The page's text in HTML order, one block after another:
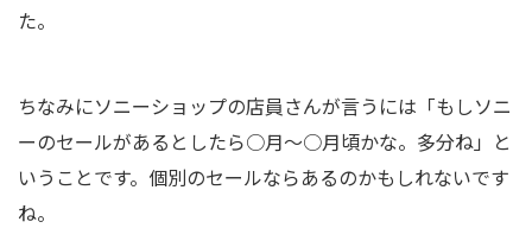
た。
ちなみにソニーショップの店員さんが言うには「もしソニ
ーのセールがあるとしたら○月～○月頃かな。多分ね」と
いうことです。個別のセールならあるのかもしれないです
ね。